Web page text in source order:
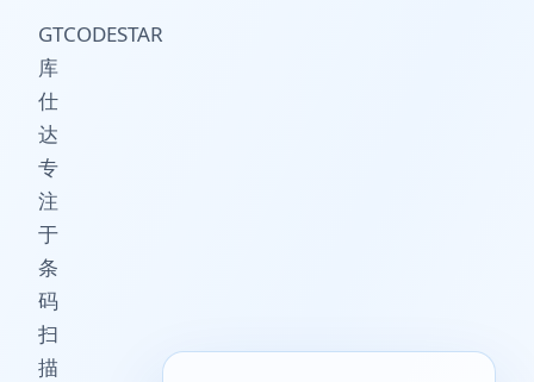
GTCODESTAR
库
仕
达
专
注
于
条
码
扫
描